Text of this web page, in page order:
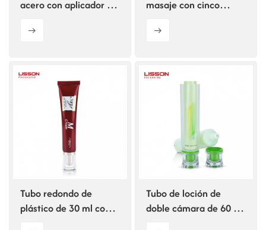
acero con aplicador de
ojos
masaje con cinco
raspado
Tubo redondo de
plástico de 30 ml con
Tubo de loción de
doble cámara de 60 ml